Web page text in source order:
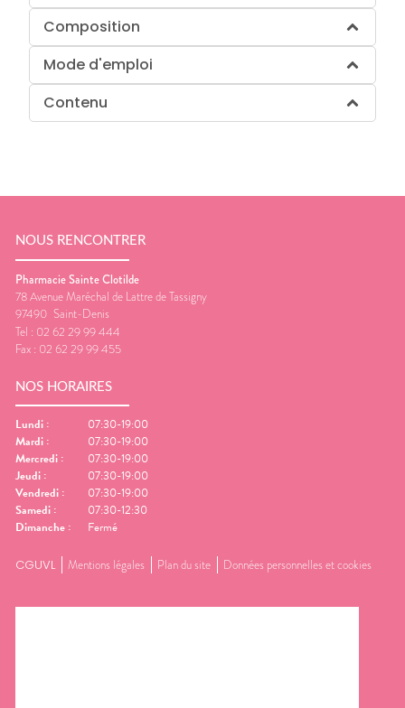
Composition
Mode d'emploi
Contenu
NOUS RENCONTRER
Pharmacie Sainte Clotilde
78 Avenue Maréchal de Lattre de Tassigny
97490 Saint-Denis
Tel : 02 62 29 99 444
Fax : 02 62 29 99 455
NOS HORAIRES
Lundi :
07:30-19:00
Mardi :
07:30-19:00
Mercredi :
07:30-19:00
Jeudi :
07:30-19:00
Vendredi :
07:30-19:00
Samedi :
07:30-12:30
Dimanche : Fermé
CGUVL Mentions légales Plan du site Données personnelles et cookies